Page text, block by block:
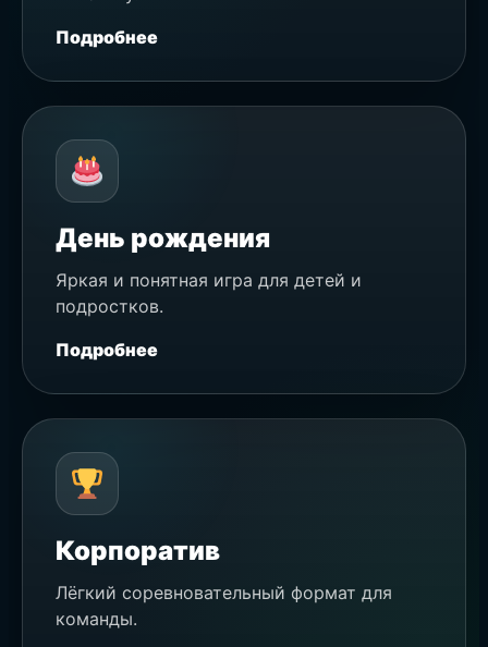
Подробнее
День рождения
Яркая и понятная игра для детей и
подростков.
Подробнее
Корпоратив
Лёгкий соревновательный формат для
команды.